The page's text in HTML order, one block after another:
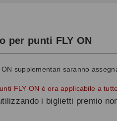
per punti FLY ON
supplementari saranno
FLY ON è ora applicabile a
i biglietti premio